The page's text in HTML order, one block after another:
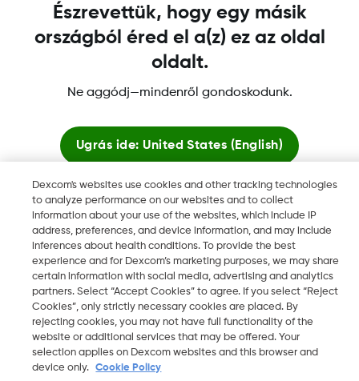
A Dexcom, a Dexcom Clarity, a Dexcom Follow, a Dexcom
védjegyek az Egyesült Államokban, és más országokban is
azok lehetnek.
2026 Dexcom, Inc. Minden jog fenntartva.
HU
Régió módosítása
Dexcom's websites use cookies and other tracking technologies
to analyze performance on our websites and to collect
information about your use of the websites, which include IP
address, preferences, and device information, and may include
inferences about health conditions. To provide the best
experience and for Dexcom’s marketing purposes, we may share
certain information with social media, advertising and analytics
partners. Select “Accept Cookies” to agree. If you select “Reject
Cookies”, only strictly necessary cookies are placed. By
rejecting cookies, you may not have full functionality of the
website or additional services that may be offered. Your
selection applies on Dexcom websites and this browser and
device only.
Cookie Policy
Észrevettük, hogy egy másik
országból éred el a(z) ez az oldal
oldalt.
Ne aggódj—mindenről gondoskodunk.
Ugrás ide: United States (English)
Maradjon itt
Globális weboldalak megtekintése